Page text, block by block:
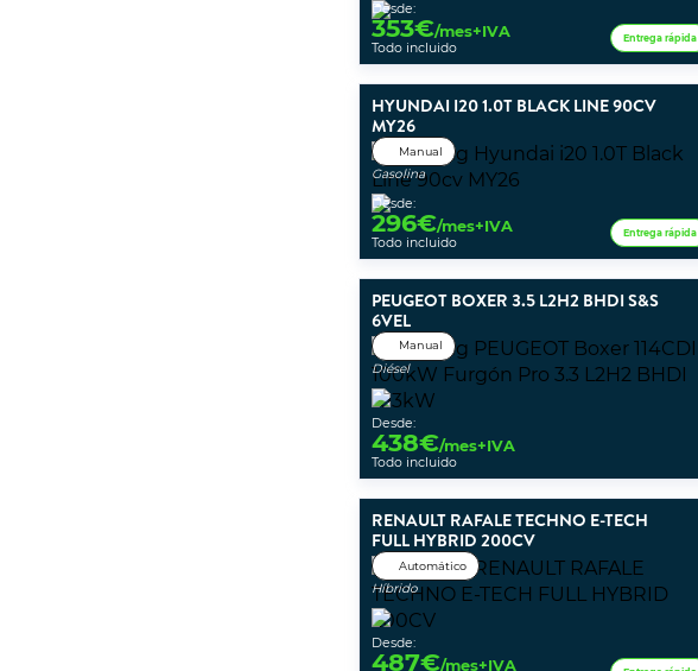
Desde:
353€/mes+IVA
Todo incluido
Entrega rápida
HYUNDAI I20 1.0T BLACK LINE 90CV
MY26
Manual
Gasolina
Desde:
296€/mes+IVA
Todo incluido
Entrega rápida
PEUGEOT BOXER 3.5 L2H2 BHDI S&S
6VEL
Manual
Diésel
Desde:
438€/mes+IVA
Todo incluido
RENAULT RAFALE TECHNO E-TECH
FULL HYBRID 200CV
Automático
Híbrido
Desde:
487€/mes+IVA